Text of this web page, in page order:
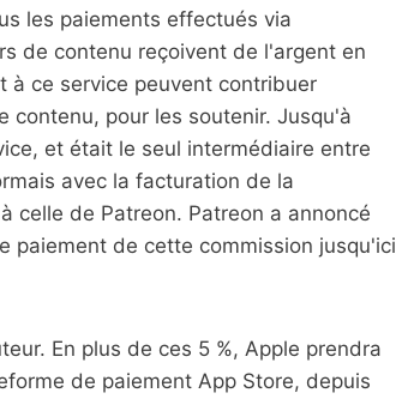
les paiements effectués via
de contenu reçoivent de l'argent en
à ce service peuvent contribuer
contenu, pour les soutenir. Jusqu'à
et était le seul intermédiaire entre
avec la facturation de la
celle de Patreon. Patreon a annoncé
paiement de cette commission jusqu'ici
En plus de ces 5 %, Apple prendra
de paiement App Store, depuis